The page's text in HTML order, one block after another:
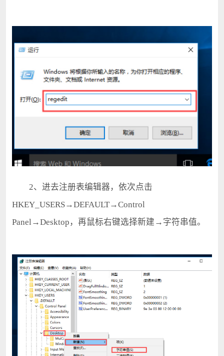
2、进去注册表编辑器，依次点击
HKEY_USERS→DEFAULT→Control
Panel→Desktop，再鼠标右键选择新建→字符串值。